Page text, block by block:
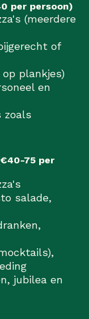
per persoon)
(meerdere
of
plankjes)
en
zoals
75 per
salade,
jubilea en